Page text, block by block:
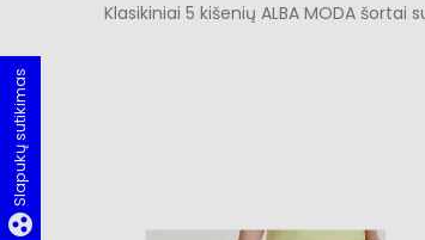
Klasikiniai 5 kišenių ALBA MODA
group_work
Slapukų sutikimas